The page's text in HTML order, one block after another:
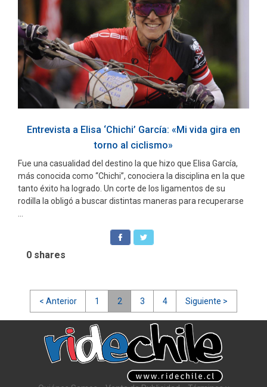
Entrevista a Elisa ‘Chichi’ García: «Mi vida gira en
torno al ciclismo»
Fue una casualidad del destino la que hizo que Elisa García,
más conocida como “Chichi”, conociera la disciplina en la que
tanto éxito ha logrado. Un corte de los ligamentos de su
rodilla la obligó a buscar distintas maneras para recuperarse
0 shares
Navegación
de
entradas
< Anterior 1 2 3 4 Siguiente >